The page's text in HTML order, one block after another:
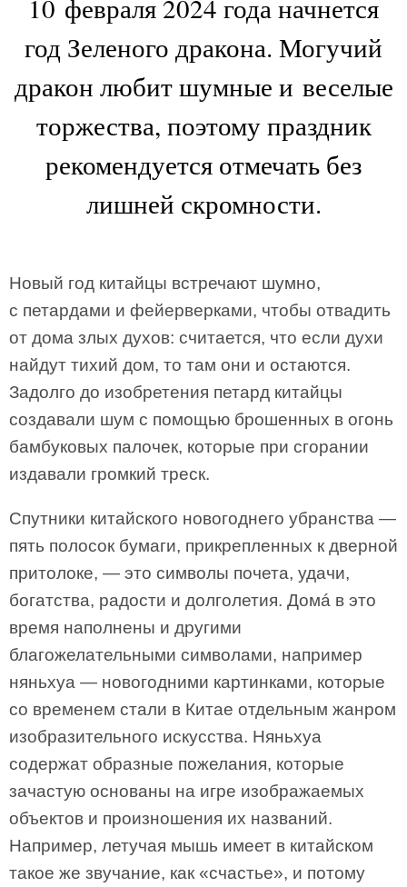
10 февраля 2024 года начнется
год Зеленого дракона. Могучий
дракон любит шумные и веселые
торжества, поэтому праздник
рекомендуется отмечать без
лишней скромности.
Новый год китайцы встречают шумно,
с петардами и фейерверками, чтобы отвадить
от дома злых духов: считается, что если духи
найдут тихий дом, то там они и остаются.
Задолго до изобретения петард китайцы
создавали шум с помощью брошенных в огонь
бамбуковых палочек, которые при сгорании
издавали громкий треск.
Спутники китайского новогоднего убранства —
пять полосок бумаги, прикрепленных к дверной
притолоке, — это символы почета, удачи,
богатства, радости и долголетия. Домá в это
время наполнены и другими
благожелательными символами, например
няньхуа — новогодними картинками, которые
со временем стали в Китае отдельным жанром
изобразительного искусства. Няньхуа
содержат образные пожелания, которые
зачастую основаны на игре изображаемых
объектов и произношения их названий.
Например, летучая мышь имеет в китайском
такое же звучание, как «счастье», и потому